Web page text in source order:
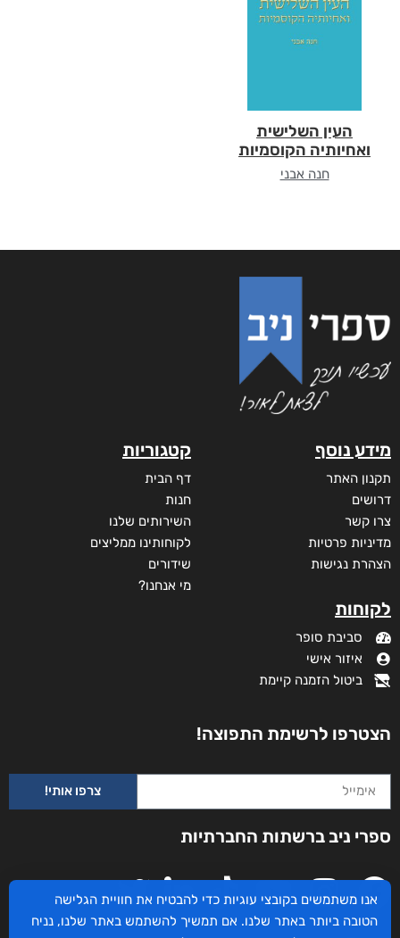
העין השלישית
ואחיותיה הקוסמיות
חנה אבני
מידע נוסף
תקנון האתר
דרושים
צרו קשר
מדיניות פרטיות
הצהרת נגישות
לקוחות
סביבת סופר
איזור אישי
ביטול הזמנה קיימת
קטגוריות
דף הבית
חנות
השירותים שלנו
לקוחותינו ממליצים
שידורים
מי אנחנו?
הצטרפו לרשימת התפוצה!
צרפו אותי!
ספרי ניב ברשתות החברתיות
אנו משתמשים בקובצי עוגיות כדי להבטיח את חוויית הגלישה
הטובה ביותר באתר שלנו. אם תמשיך להשתמש באתר שלנו, נניח